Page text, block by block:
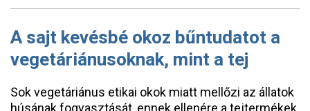
A sajt kevésbé okoz bűntudatot a
vegetáriánusoknak, mint a tej
Sok vegetáriánus etikai okok miatt mellőzi az állatok
húsának fogyasztását, ennek ellenére a tejtermékek